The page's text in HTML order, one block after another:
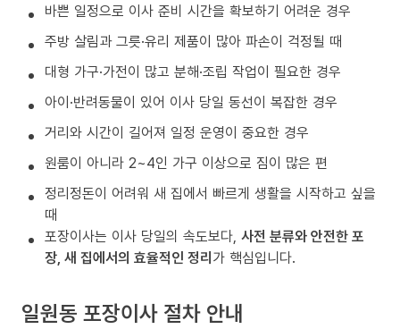
바쁜 일정으로 이사 준비 시간을 확보하기 어려운 경우
주방 살림과 그릇·유리 제품이 많아 파손이 걱정될 때
대형 가구·가전이 많고 분해·조립 작업이 필요한 경우
아이·반려동물이 있어 이사 당일 동선이 복잡한 경우
거리와 시간이 길어져 일정 운영이 중요한 경우
원룸이 아니라 2~4인 가구 이상으로 짐이 많은 편
정리정돈이 어려워 새 집에서 빠르게 생활을 시작하고 싶을
때
포장이사는 이사 당일의 속도보다, 사전 분류와 안전한 포
장, 새 집에서의 효율적인 정리가 핵심입니다.
일원동 포장이사 절차 안내